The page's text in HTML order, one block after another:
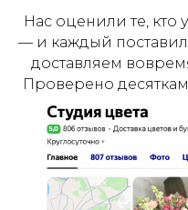
Нас оценили те, кто
— и каждый
доставляем
Проверено